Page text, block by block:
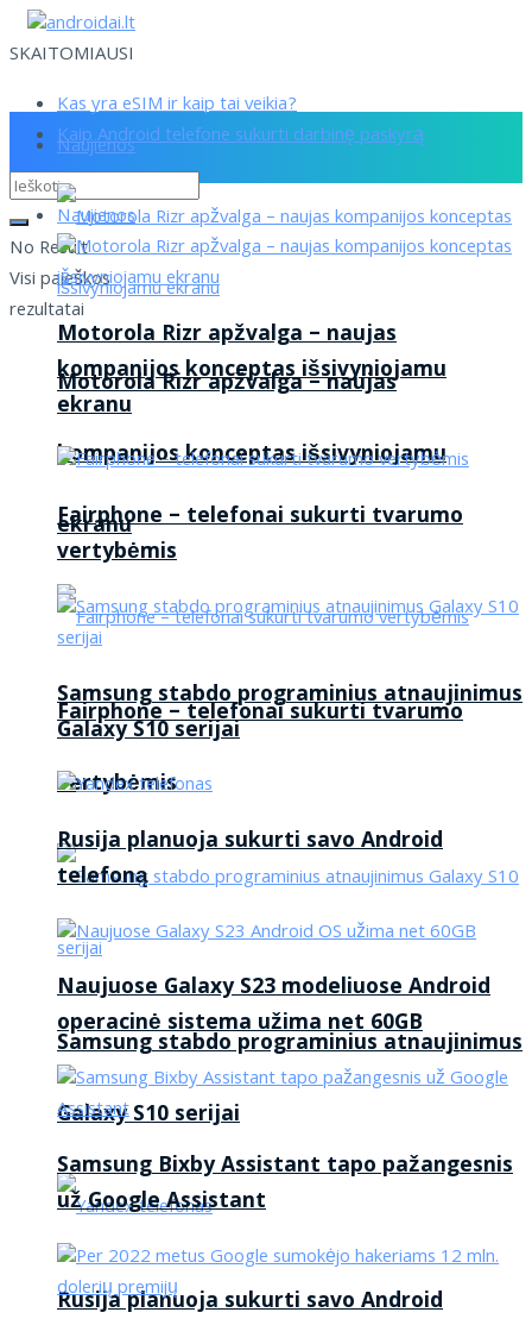
SKAITOMIAUSI
Kas yra eSIM ir kaip tai veikia?
Kaip Android telefone sukurti darbinę paskyrą
No Result
Visi paieškos
rezultatai
Naujienos
Motorola Rizr apžvalga – naujas
kompanijos konceptas išsivyniojamu
ekranu
Fairphone – telefonai sukurti tvarumo
vertybėmis
Samsung stabdo programinius atnaujinimus
Galaxy S10 serijai
Rusija planuoja sukurti savo Android
Naujienos
Motorola Rizr apžvalga – naujas
kompanijos konceptas išsivyniojamu
ekranu
Fairphone – telefonai sukurti tvarumo
vertybėmis
Samsung stabdo programinius atnaujinimus
Galaxy S10 serijai
Rusija planuoja sukurti savo Android
telefoną
Naujuose Galaxy S23 modeliuose Android
operacinė sistema užima net 60GB
Samsung Bixby Assistant tapo pažangesnis
už Google Assistant